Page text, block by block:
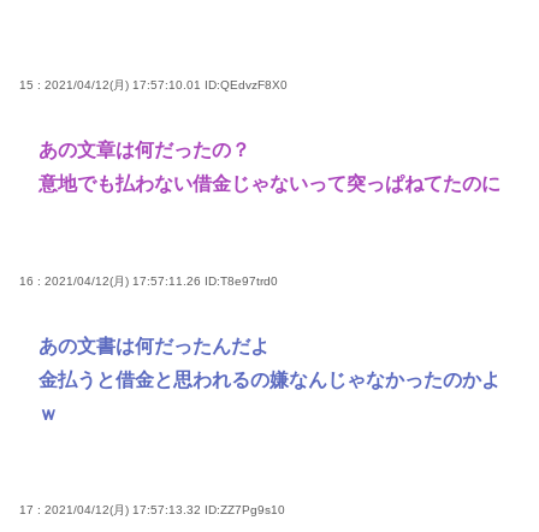
15 : 2021/04/12(月) 17:57:10.01 ID:QEdvzF8X0
あの文章は何だったの？
意地でも払わない借金じゃないって突っぱねてたのに
16 : 2021/04/12(月) 17:57:11.26 ID:T8e97trd0
あの文書は何だったんだよ
金払うと借金と思われるの嫌なんじゃなかったのかよ
ｗ
17 : 2021/04/12(月) 17:57:13.32 ID:ZZ7Pg9s10